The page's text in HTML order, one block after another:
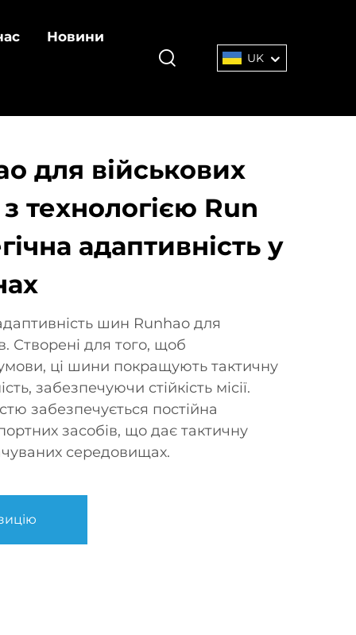
Новини
UK
для військових
технологією Run
адаптивність у
шин Runhao для
Створені для того, щоб
ці шини покращують тактичну
забезпечуючи стійкість місії.
забезпечується постійна
засобів, що дає тактичну
середовищах.